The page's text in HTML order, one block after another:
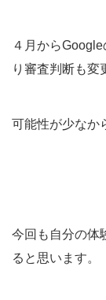
４月から
り審査判断も変
可能性が少なか
今回も自分の体
ると思います。